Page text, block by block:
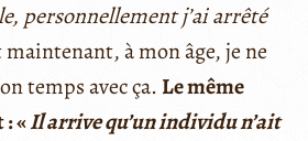
personnellement j’ai arrêté
à mon âge, je ne
temps avec ça. Le même
«Il arrive qu’un individu n’ait